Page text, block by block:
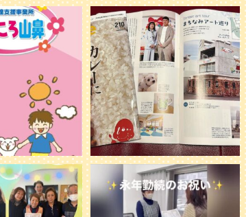
1日 OPEN ／
...
0
本日発売のオトンvol.210号に掲載されま
した！...
28 1
を行いました。...
0
20 0